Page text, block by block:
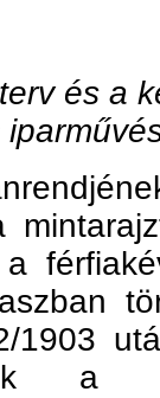
és a
a
1903
a